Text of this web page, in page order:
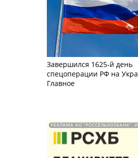
Завершился 1625-й день
спецоперации РФ на
Главное
РЕКЛАМА АО "РОССЕЛЬХОЗБАНК".